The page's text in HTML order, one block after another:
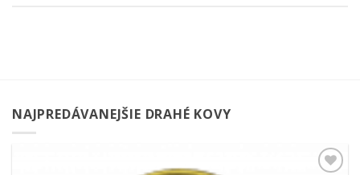
NAJPREDÁVANEJŠIE DRAHÉ KOVY